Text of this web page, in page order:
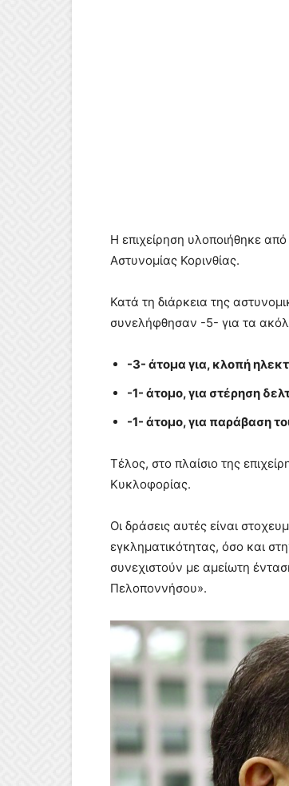
Η επιχείρηση υλοποιήθηκε
Αστυνομίας Κορινθίας.
Κατά τη διάρκεια της
συνελήφθησαν -5- για τα
-3- άτομα για, κλοπή
-1- άτομο, για στέρηση
-1- άτομο, για παράβαση
Τέλος, στο πλαίσιο της
Κυκλοφορίας.
Οι δράσεις αυτές είναι
εγκληματικότητας, όσο και
συνεχιστούν με αμείωτη
Πελοποννήσου».